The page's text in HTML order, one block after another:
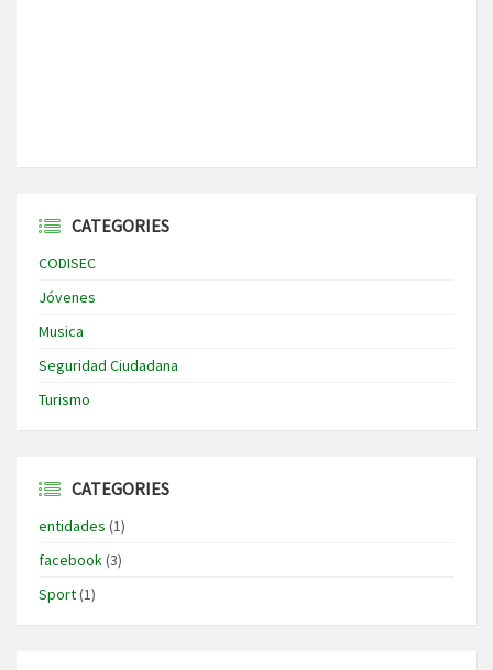
CATEGORIES
CODISEC
Jóvenes
Musica
Seguridad Ciudadana
Turismo
CATEGORIES
entidades (1)
facebook(3)
Sport(1)